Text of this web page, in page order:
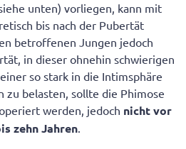
unten) vorliegen, kann mit
bis nach der Pubertät
betroffenen Jungen jedoch
in dieser ohnehin schwierigen
so stark in die Intimsphäre
belasten, sollte die Phimose
werden, jedoch nicht vor
zehn Jahren.